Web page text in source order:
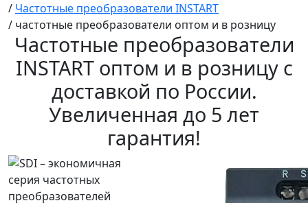
/ Частотные преобразователи INSTART
/ частотные преобразователи оптом и в розницу
Частотные преобразователи
INSTART оптом и в розницу с
доставкой по России.
Увеличенная до 5 лет
гарантия!